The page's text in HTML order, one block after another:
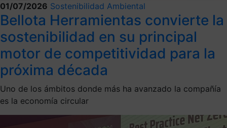
01/07/2026 Sostenibilidad Ambiental
Bellota Herramientas convierte la
sostenibilidad en su principal
motor de competitividad para la
próxima década
Uno de los ámbitos donde más ha avanzado la compañía
es la economía circular